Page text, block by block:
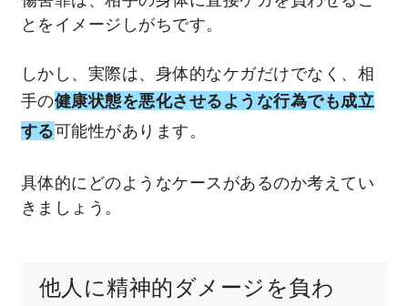
とをイメージしがちです。
しかし、実際は、身体的なケガだけでなく、相
手の健康状態を悪化させるような行為でも成立
する可能性があります。
具体的にどのようなケースがあるのか考えてい
きましょう。
他人に精神的ダメージを負わ